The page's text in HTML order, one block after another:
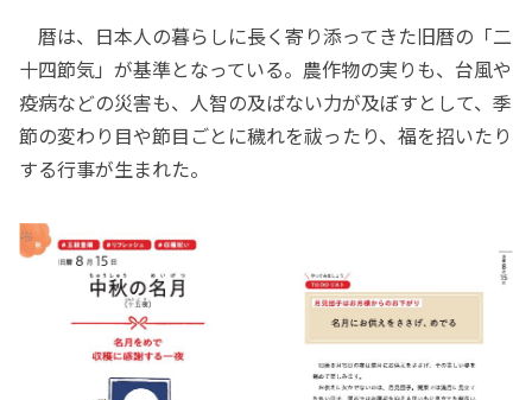
暦は、日本人の暮らしに長く寄り添ってきた旧暦の「二
十四節気」が基準となっている。農作物の実りも、台風や
疫病などの災害も、人智の及ばない力が及ぼすとして、季
節の変わり目や節目ごとに穢れを祓ったり、福を招いたり
する行事が生まれた。